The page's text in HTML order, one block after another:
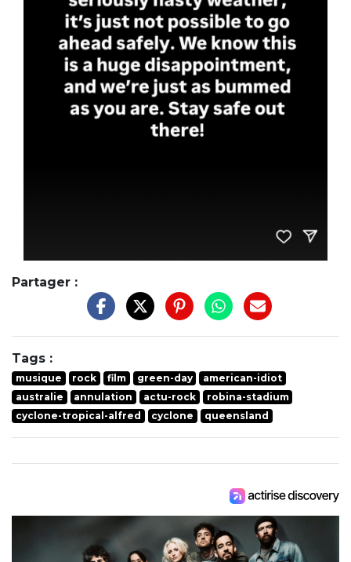
Partager :
Tags :
musique rock film green-day
american-idiot
australie
annulation actu-rock
robina-stadium
cyclone-tropical-alfred
cyclone queensland